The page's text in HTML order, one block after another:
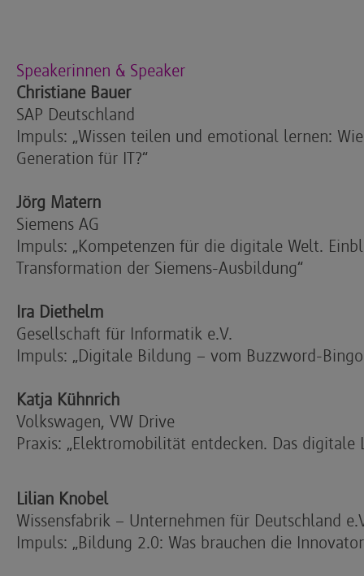
Speakerinnen & Speaker
Christiane Bauer
SAP Deutschland
Impuls: „Wissen teilen und emotional lernen:
Generation für IT?“
Jörg Matern
Siemens AG
Impuls: „Kompetenzen für die digitale Welt.
Transformation der Siemens-Ausbildung“
Ira Diethelm
Gesellschaft für Informatik e.V.
Impuls: „Digitale Bildung – vom Buzzword-
Katja Kühnrich
Volkswagen, VW Drive
Praxis: „Elektromobilität entdecken. Das digitale
Lilian Knobel
Wissensfabrik – Unternehmen für Deutschland
Impuls: „Bildung 2.0: Was brauchen die